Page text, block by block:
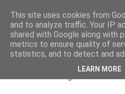
Guadiana
This site uses cookies from
and to analyze traffic. Your IP
shared with Google along with
metrics to ensure quality of
statistics, and to detect and
LEARN MORE